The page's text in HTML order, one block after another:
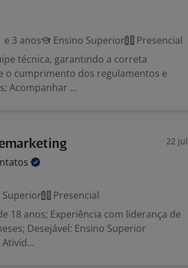
e 3 anos Ensino Superior
Presencial
técnica, garantindo a correta
o cumprimento dos regulamentos e
Acompanhar ...
22 jul
Superior
Presencial
18 anos; Experiência com liderança de
Desejável: Ensino Superior